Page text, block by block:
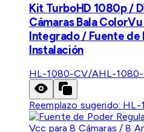
Kit TurboHD 1080p /
Cámaras Bala
Integrado / Fuente
Instalación
HL-1080-CV/AHL-
Reemplazo sugerido: HL-